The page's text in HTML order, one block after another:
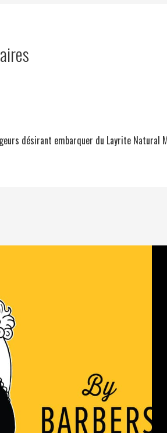
désirant embarquer du Layrite